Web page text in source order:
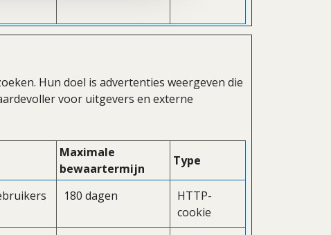
Hun doel is advertenties weergeven die
voor uitgevers en externe
Maximale
bewaartermijn
Type
180 dagen
HTTP-
cookie